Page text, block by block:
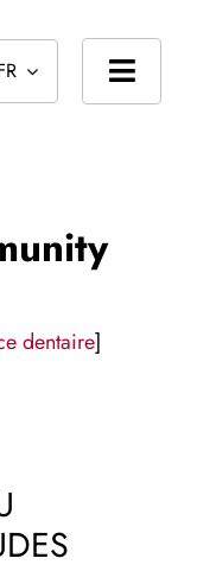
étrangers
dentaire]